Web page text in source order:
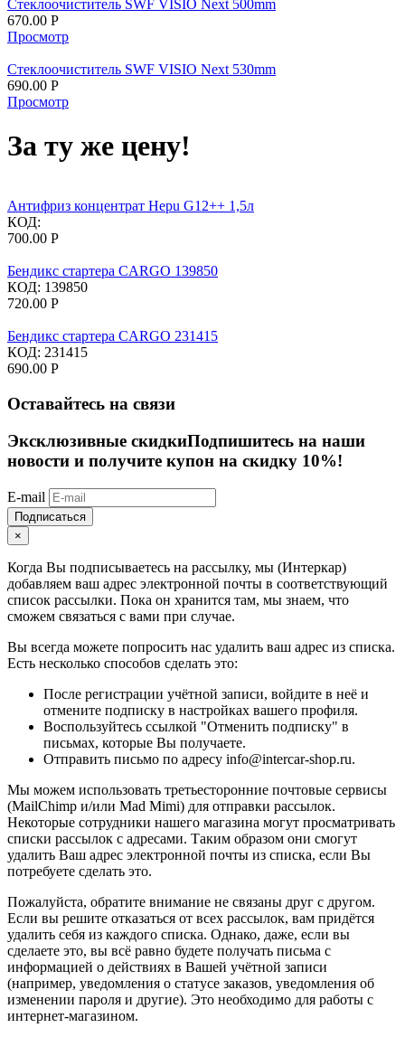
Стеклоочиститель SWF VISIO Next 500mm
670.00 Р
Просмотр
Стеклоочиститель SWF VISIO Next 530mm
690.00 Р
Просмотр
За ту же цену!
Антифриз концентрат Hepu G12++ 1,5л
КОД:
700.00 Р
Бендикс стартера CARGO 139850
КОД: 139850
720.00 Р
Бендикс стартера CARGO 231415
КОД: 231415
690.00 Р
Оставайтесь на связи
Эксклюзивные скидкиПодпишитесь на наши
новости и получите купон на скидку 10%!
E-mail
Подписаться
×
Когда Вы подписываетесь на рассылку, мы (Интеркар)
добавляем ваш адрес электронной почты в соответствующий
список рассылки. Пока он хранится там, мы знаем, что
сможем связаться с вами при случае.
Вы всегда можете попросить нас удалить ваш адрес из списка.
Есть несколько способов сделать это:
После регистрации учётной записи, войдите в неё и
отмените подписку в настройках вашего профиля.
Воспользуйтесь ссылкой "Отменить подписку" в
письмах, которые Вы получаете.
Отправить письмо по адресу info@intercar-shop.ru.
Мы можем использовать третьесторонние почтовые сервисы
(MailChimp и/или Mad Mimi) для отправки рассылок.
Некоторые сотрудники нашего магазина могут просматривать
списки рассылок с адресами. Таким образом они смогут
удалить Ваш адрес электронной почты из списка, если Вы
потребуете сделать это.
Пожалуйста, обратите внимание не связаны друг с другом.
Если вы решите отказаться от всех рассылок, вам придётся
удалить себя из каждого списка. Однако, даже, если вы
сделаете это, вы всё равно будете получать письма с
информацией о действиях в Вашей учётной записи
(например, уведомления о статусе заказов, уведомления об
изменении пароля и другие). Это необходимо для работы с
интернет-магазином.